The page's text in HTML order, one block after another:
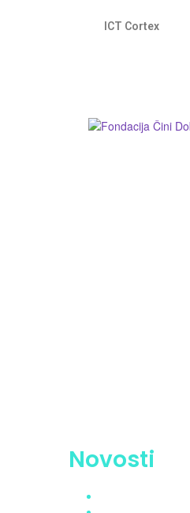
ICT Cortex
Novosti